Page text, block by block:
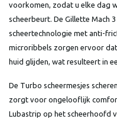
voorkomen, zodat u elke dag
scheerbeurt. De Gillette Mach
scheertechnologie met anti-
microribbels zorgen ervoor
huid glijden, wat resulteert in
De Turbo scheermesjes
zorgt voor ongelooflijk
Lubastrip op het scheerhoofd